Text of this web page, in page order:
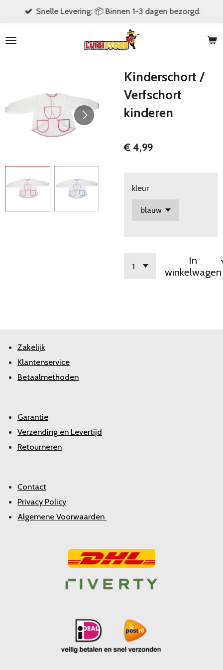
naar
Snelle Levering: 📦 Binnen 1-3 dagen bezorgd.
Kinderschort /
Verfschort
kinderen
€ 4,99
kleur
In
winkelwagen
Zakelijk
Klantenservice
Betaalmethoden
Garantie
Verzending en Levertijd
Retourneren
Contact
Privacy Policy
Algemene Voorwaarden